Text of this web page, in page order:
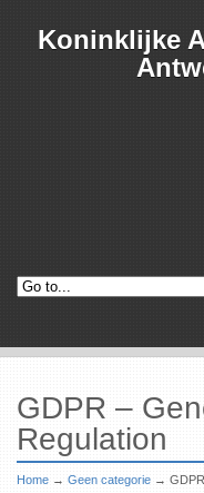
Koninklijke
GDPR –
Regulation
Home → Geen categorie →